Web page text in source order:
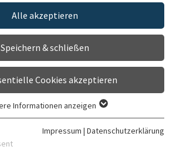
, Viszeral- und
Alle akzeptieren
Speichern & schließen
Cookies akzeptieren
werden für grundlegende Funktionen der
ist gewährleistet, dass die
Informationen anzeigen
Impressum | Datenschutzerklärung